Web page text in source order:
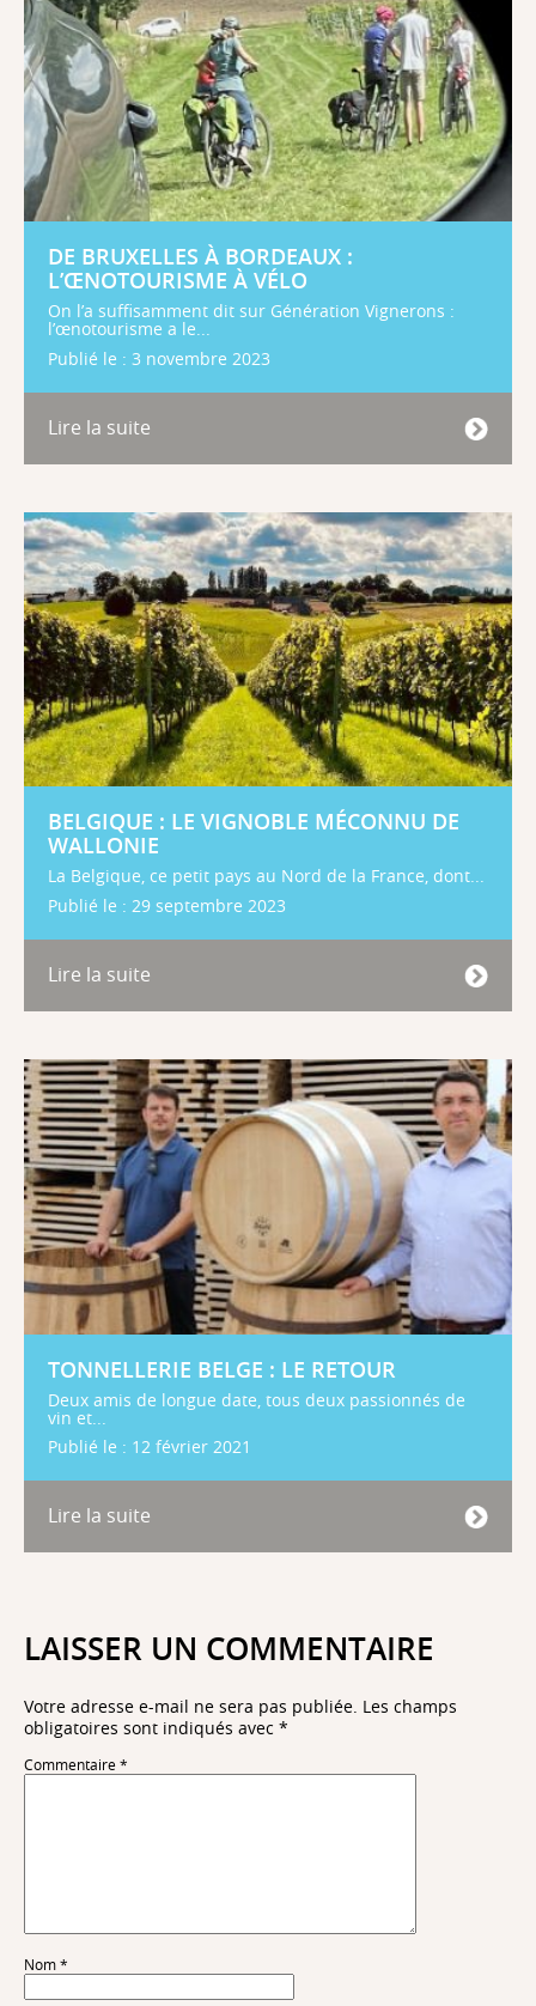
DE BRUXELLES À BORDEAUX :
L’ŒNOTOURISME À VÉLO
On l’a suffisamment dit sur Génération Vignerons :
l’œnotourisme a le...
Publié le : 3 novembre 2023
Lire la suite
BELGIQUE : LE VIGNOBLE MÉCONNU DE
WALLONIE
La Belgique, ce petit pays au Nord de la France, dont...
Publié le : 29 septembre 2023
Lire la suite
TONNELLERIE BELGE : LE RETOUR
Deux amis de longue date, tous deux passionnés de
vin et...
Publié le : 12 février 2021
Lire la suite
LAISSER UN COMMENTAIRE
Votre adresse e-mail ne sera pas publiée. Les champs
obligatoires sont indiqués avec *
Commentaire *
Nom *